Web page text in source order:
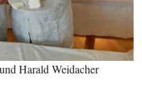
Harald Weidacher